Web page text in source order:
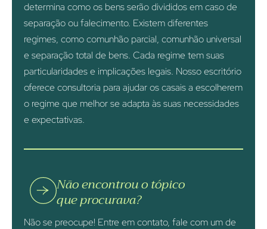
determina como os bens serão divididos em caso de
separação ou falecimento. Existem diferentes
regimes, como comunhão parcial, comunhão universal
e separação total de bens. Cada regime tem suas
particularidades e implicações legais. Nosso escritório
oferece consultoria para ajudar os casais a escolherem
o regime que melhor se adapta às suas necessidades
e expectativas.
Não encontrou o tópico
que procurava?
Não se preocupe! Entre em contato, fale com um de